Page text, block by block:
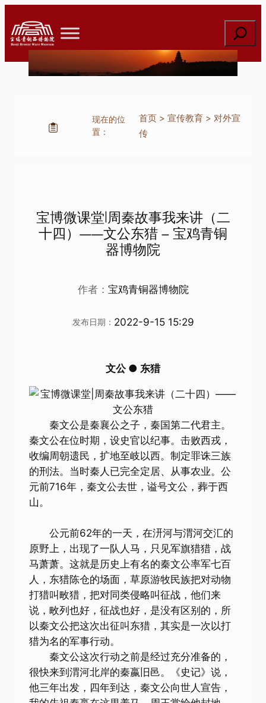
至
内
索
现在的位
置：
首页> 宣传教育> 对外宣
传
宝博微课堂|周秦故事我来讲（二
十四）——文公东猎 – 宝鸡青铜
器博物院
作者： 宝鸡青铜器博物院
发布日期： 2022-9-15 15:29
文公 ● 东猎
秦文公是秦襄公之子，秦国第二代君主。
秦文公在位时期，设史官以纪事。击败西戎，
收编周朝遗民，扩地至岐以西。制定罪诛三族
的刑法。当时秦人已完全定居、从事农业。公
元前716年，秦文公去世，谥号文公，葬于西
山。
公元前62年的一天，在汧河与渭河交汇的
原野上，出现了一队人马，只见军旗猎猎，战
马萧萧。这就是历史上有名的秦文公率军七百
人，东猎陈仓的场面，草原游牧民族把对动物
打猎叫畋猎，把对同类侵略叫征战，他们来
说，畋列也好，征战也好，是没有区别的，所
以秦文公把这次出征叫东猎，其实是一次以打
猎为名的军事行动。
秦文公这次行动之前是经过充分准备的，
很快来到渭河北岸的秦嬴旧邑。《史记》说，
他三年出发，四年到达，秦文公向世人宣告，